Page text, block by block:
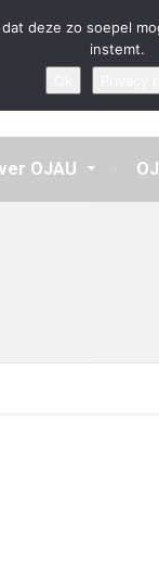
OJAU
deze zo soepel
instemt.